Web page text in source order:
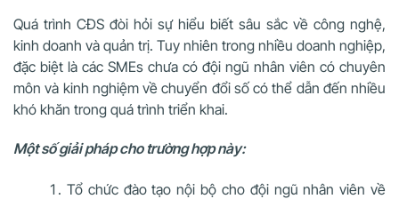
Quá trình CĐS đòi hỏi sự hiểu biết sâu sắc về công nghệ,
kinh doanh và quản trị. Tuy nhiên trong nhiều doanh nghiệp,
đặc biệt là các SMEs chưa có đội ngũ nhân viên có chuyên
môn và kinh nghiệm về chuyển đổi số có thể dẫn đến nhiều
khó khăn trong quá trình triển khai.
Một số giải pháp cho trường hợp này:
Tổ chức đào tạo nội bộ cho đội ngũ nhân viên về